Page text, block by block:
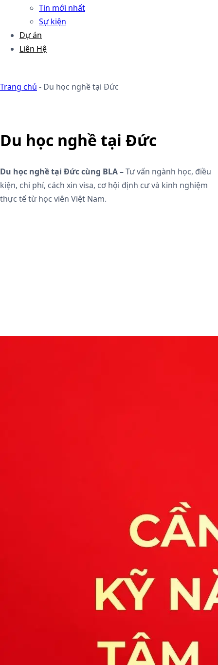
Tin mới nhất
Sự kiện
Dự án
Liên Hệ
Trang chủ - Du học nghề tại Đức
Du học nghề tại Đức
Du học nghề tại Đức cùng BLA –Tư vấn ngành học, điều
kiện, chi phí, cách xin visa, cơ hội định cư và kinh nghiệm
thực tế từ học viên Việt Nam.